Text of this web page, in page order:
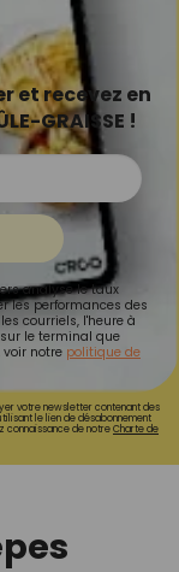
et recevez en
GRAISSE !
analyse le taux
les performances des
courriels, l'heure à
le terminal que
notre politique de
votre newsletter contenant des
le lien de désabonnement
connaissance de notreCharte de